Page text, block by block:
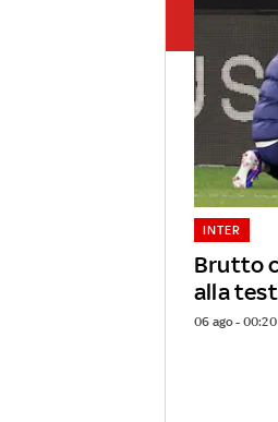
Brutto
alla
INTER
06 ago - 00:20